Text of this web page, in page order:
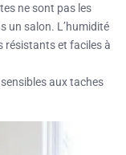
ne sont pas les
un salon. L’humidité
résistants et faciles à
aux taches